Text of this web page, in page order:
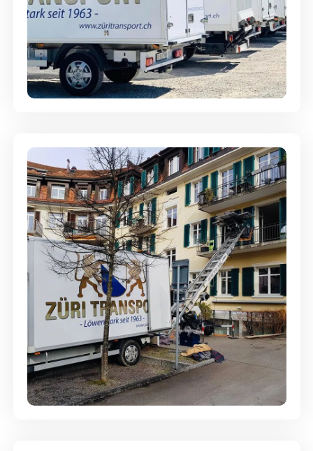
Möbellagerung - Alles sicher
aufbewahrt
Entsorgung & Räumung